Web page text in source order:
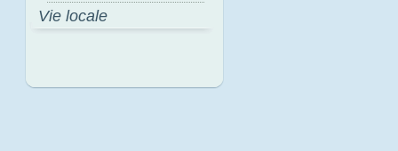
Vie locale